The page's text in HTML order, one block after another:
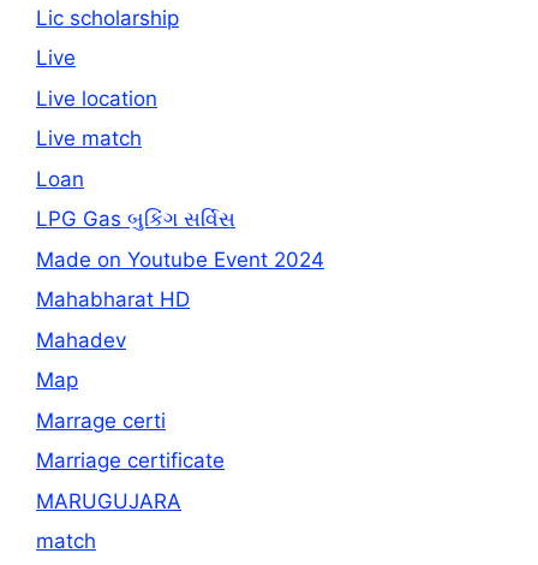
Lic scholarship
Live
Live location
Live match
Loan
LPG Gas બુકિંગ સર્વિસ
Made on Youtube Event 2024
Mahabharat HD
Mahadev
Map
Marrage certi
Marriage certificate
MARUGUJARA
match